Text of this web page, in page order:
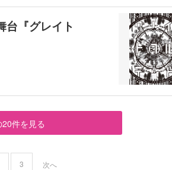
台『グレイト
20件を見る
3 次へ